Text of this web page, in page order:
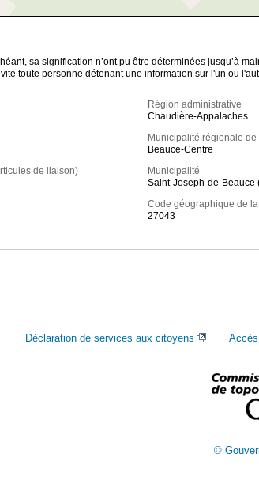
sa signification n’ont pu être déterminées jusqu’à
toute personne détenant une information sur l'un ou
de liaison)
Région administrative
Chaudière-Appalaches
Municipalité régionale de
Beauce-Centre
Municipalité
Saint-Joseph-de-Beauce
Code géographique de
27043
Déclaration de services aux citoyens Accès
©